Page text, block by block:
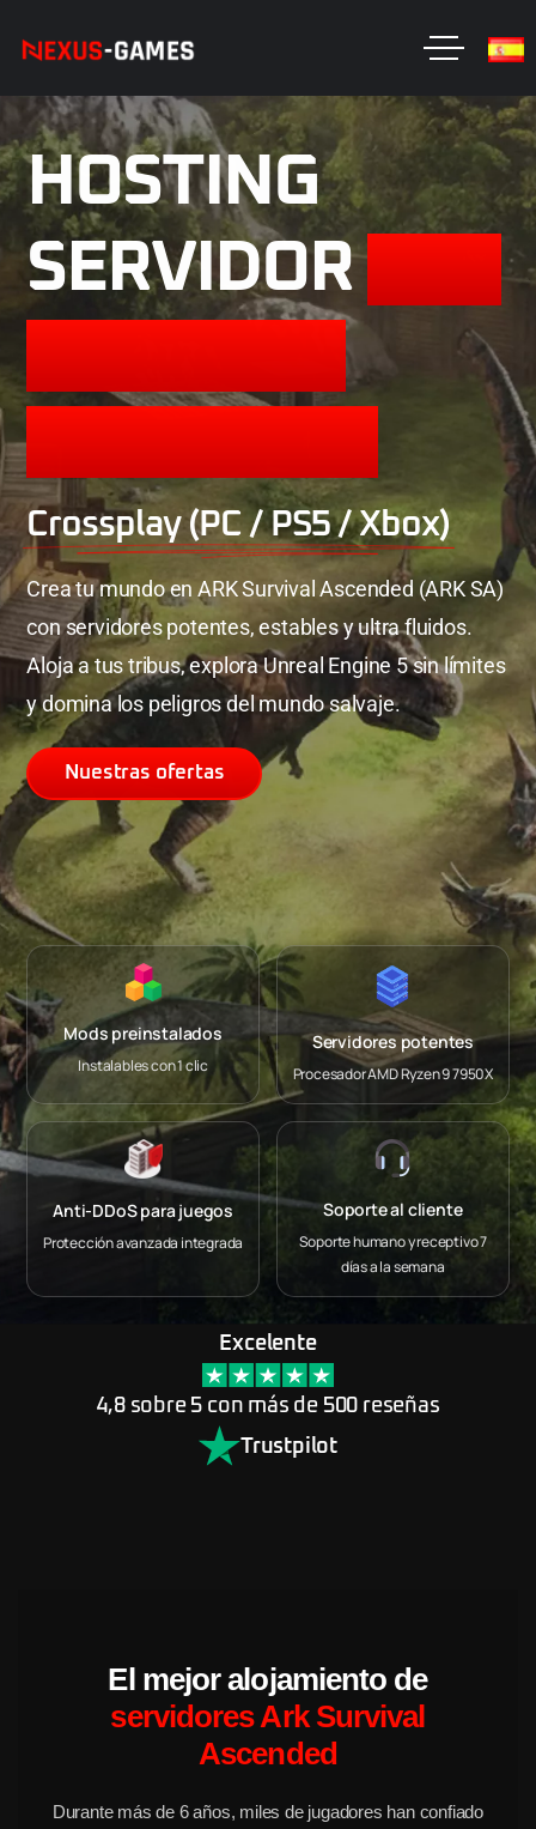
HOSTING
SERVIDORARK
SURVIVAL
ASCENDED
Crossplay (PC / PS5 / Xbox)
Crea tu mundo en ARK Survival Ascended (ARK SA)
con servidores potentes, estables y ultra fluidos.
Aloja a tus tribus, explora Unreal Engine 5 sin límites
y domina los peligros del mundo salvaje.
N uestras o fertas
Mods preinstalados
Instalables con 1 clic
Servidores potentes
Procesador AMD Ryzen 9 7950X
Anti-DDoS para juegos
Protección avanzada integrada
Soporte al cliente
Soporte humano y receptivo 7
días a la semana
Excelente
4,8 sobre 5 con más de 500 reseñas
Trustpilot
El mejor alojamiento de
servidores Ark Survival
Ascended
Durante más de 6 años, miles de jugadores han confiado